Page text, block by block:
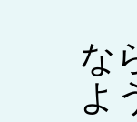
な
よ